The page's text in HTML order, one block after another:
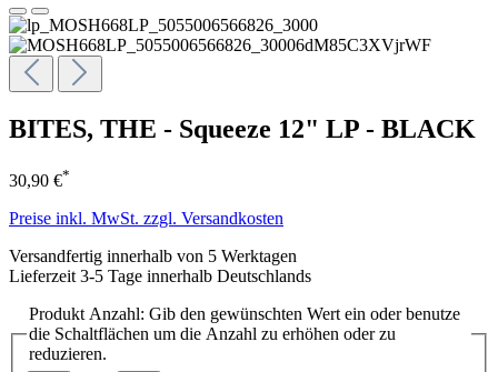
BITES, THE - Squeeze 12" LP - BLACK
30,90 €*
Preise inkl. MwSt. zzgl. Versandkosten
Versandfertig innerhalb von 5 Werktagen
Lieferzeit 3-5 Tage innerhalb Deutschlands
Produkt Anzahl: Gib den gewünschten Wert ein oder benutze
die Schaltflächen um die Anzahl zu erhöhen oder zu
reduzieren.